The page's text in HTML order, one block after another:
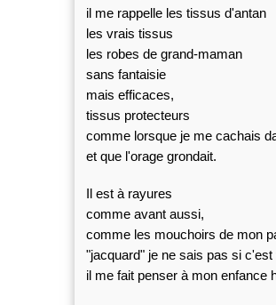
il me rappelle les tissus d'antan
les vrais tissus
les robes de grand-maman
sans fantaisie
mais efficaces,
tissus protecteurs
comme lorsque je me cachais
et que l'orage grondait.
Il est à rayures
comme avant aussi,
comme les mouchoirs de mon
"jacquard" je ne sais pas si
il me fait penser à mon enfance